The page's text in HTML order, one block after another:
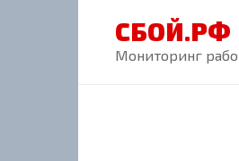
СБОЙ.РФ
Мониторинг